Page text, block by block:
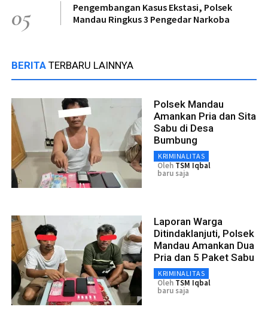
05
Pengembangan Kasus Ekstasi, Polsek
Mandau Ringkus 3 Pengedar Narkoba
BERITA TERBARU LAINNYA
Polsek Mandau
Amankan Pria dan Sita
Sabu di Desa
Bumbung
KRIMINALITAS
Oleh TSM Iqbal
baru saja
Laporan Warga
Ditindaklanjuti, Polsek
Mandau Amankan Dua
Pria dan 5 Paket Sabu
KRIMINALITAS
Oleh TSM Iqbal
baru saja